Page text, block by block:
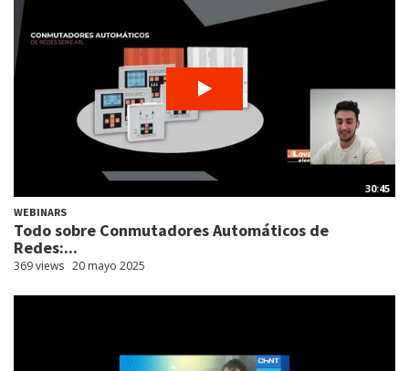
30:45
WEBINARS
Todo sobre Conmutadores Automáticos de
Redes:...
369 views 20 mayo 2025